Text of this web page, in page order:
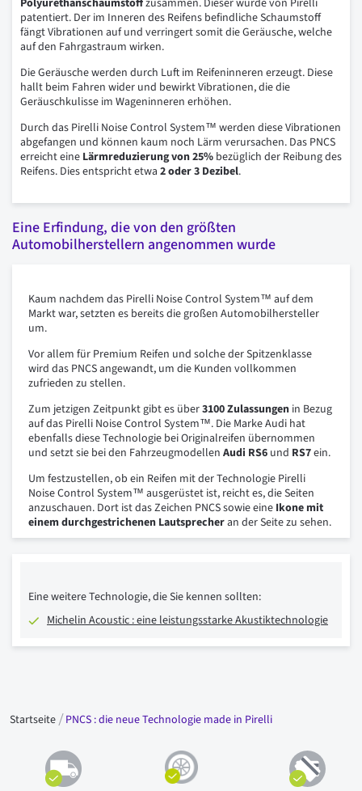
Polyurethanschaumstoffzusammen. Dieser wurde von Pirelli
patentiert. Der im Inneren des Reifens befindliche Schaumstoff
fängt Vibrationen auf und verringert somit die Geräusche, welche
auf den Fahrgastraum wirken.
Die Geräusche werden durch Luft im Reifeninneren erzeugt. Diese
hallt beim Fahren wider und bewirkt Vibrationen, die die
Geräuschkulisse im Wageninneren erhöhen.
Durch das Pirelli Noise Control System™ werden diese Vibrationen
abgefangen und können kaum noch Lärm verursachen. Das PNCS
erreicht eine Lärmreduzierung von 25% bezüglich der Reibung des
Reifens. Dies entspricht etwa 2 oder 3 Dezibel.
Eine Erfindung, die von den größten
Automobilherstellern angenommen wurde
Kaum nachdem das Pirelli Noise Control System™ auf dem
Markt war, setzten es bereits die großen Automobilhersteller
um.
Vor allem für Premium Reifen und solche der Spitzenklasse
wird das PNCS angewandt, um die Kunden vollkommen
zufrieden zu stellen.
Zum jetzigen Zeitpunkt gibt es über3100 Zulassungen in Bezug
auf das Pirelli Noise Control System™. Die Marke Audi hat
ebenfalls diese Technologie bei Originalreifen übernommen
und setzt sie bei den Fahrzeugmodellen Audi RS6 und RS7ein.
Um festzustellen, ob ein Reifen mit der Technologie Pirelli
Noise Control System™ ausgerüstet ist, reicht es, die Seiten
anzuschauen. Dort ist das Zeichen PNCS sowie eine Ikone mit
einem durchgestrichenen Lautsprecheran der Seite zu sehen.
Eine weitere Technologie, die Sie kennen sollten:
Michelin Acoustic : eine leistungsstarke Akustiktechnologie
Startseite PNCS : die neue Technologie made in Pirelli